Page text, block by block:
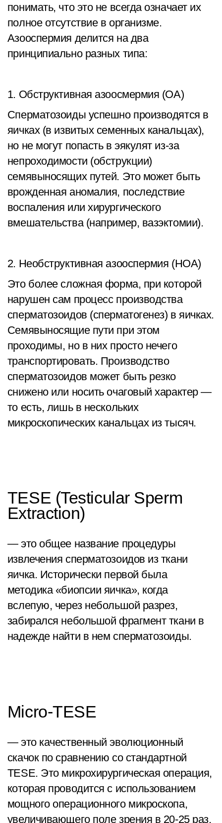
понимать, что это не всегда означает их
полное отсутствие в организме.
Азооспермия делится на два
принципиально разных типа:
1. Обструктивная азоосмермия (ОА)
Сперматозоиды успешно производятся в
яичках (в извитых семенных канальцах),
но не могут попасть в эякулят из-за
непроходимости (обструкции)
семявыносящих путей. Это может быть
врожденная аномалия, последствие
воспаления или хирургического
вмешательства (например, вазэктомии).
2. Необструктивная азооспермия (НОА)
Это более сложная форма, при которой
нарушен сам процесс производства
сперматозоидов (сперматогенез) в яичках.
Семявыносящие пути при этом
проходимы, но в них просто нечего
транспортировать. Производство
сперматозоидов может быть резко
снижено или носить очаговый характер —
то есть, лишь в нескольких
микроскопических канальцах из тысяч.
TESE (Testicular Sperm
Extraction)
— это общее название процедуры
извлечения сперматозоидов из ткани
яичка. Исторически первой была
методика «биопсии яичка», когда
вслепую, через небольшой разрез,
забирался небольшой фрагмент ткани в
надежде найти в нем сперматозоиды.
Micro-TESE
— это качественный эволюционный
скачок по сравнению со стандартной
TESE. Это микрохирургическая операция,
которая проводится с использованием
мощного операционного микроскопа,
увеличивающего поле зрения в 20-25 раз.